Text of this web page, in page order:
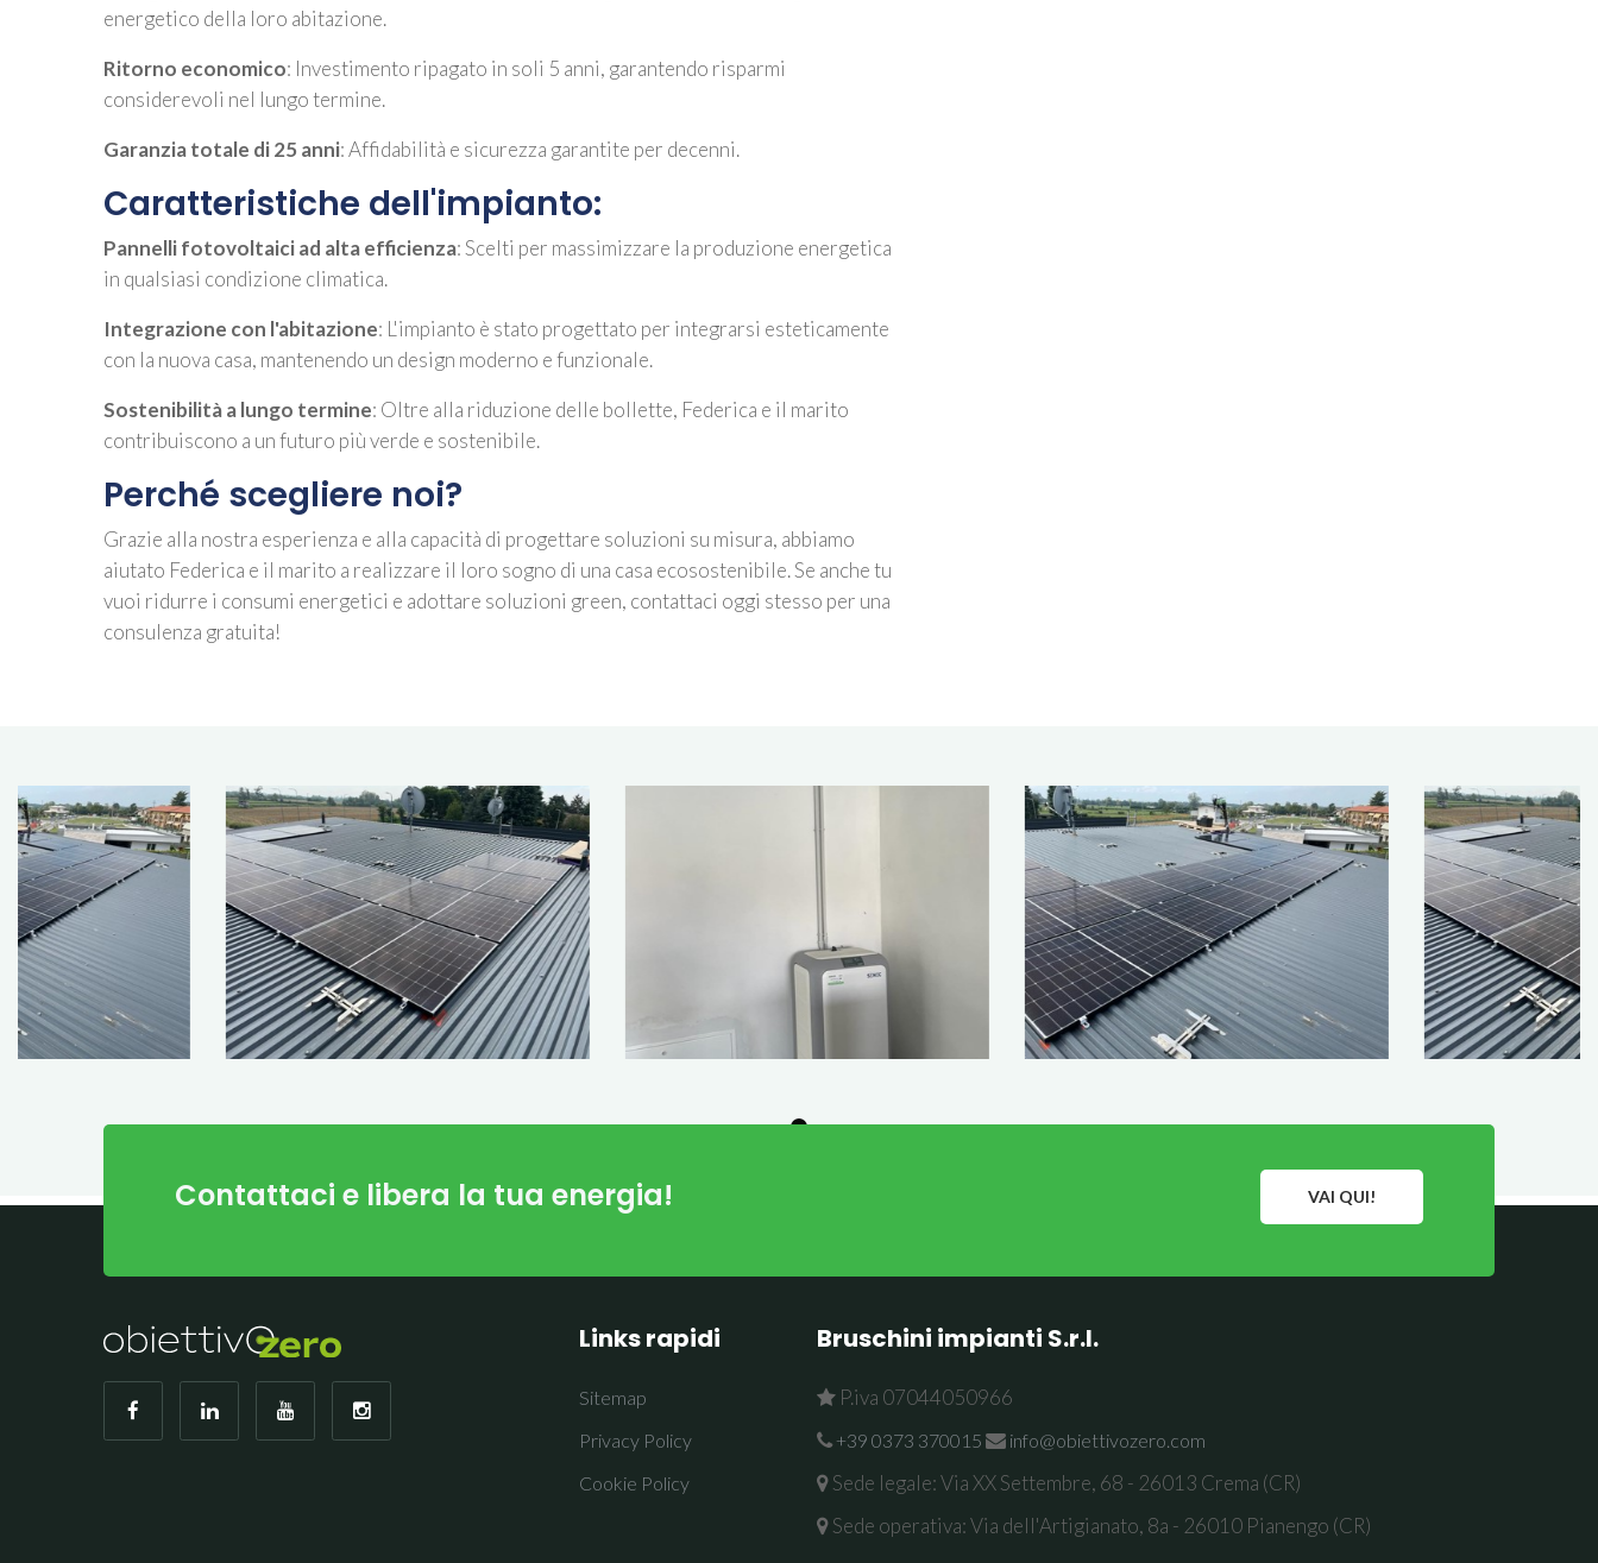
energetico della loro abitazione.
Ritorno economico: Investimento ripagato in soli 5 anni, garantendo risparmi
considerevoli nel lungo termine.
Garanzia totale di 25 anni: Affidabilità e sicurezza garantite per decenni.
Caratteristiche dell'impianto:
Pannelli fotovoltaici ad alta efficienza: Scelti per massimizzare la produzione energetica
in qualsiasi condizione climatica.
Integrazione con l'abitazione: L'impianto è stato progettato per integrarsi esteticamente
con la nuova casa, mantenendo un design moderno e funzionale.
Sostenibilità a lungo termine: Oltre alla riduzione delle bollette, Federica e il marito
contribuiscono a un futuro più verde e sostenibile.
Perché scegliere noi?
Grazie alla nostra esperienza e alla capacità di progettare soluzioni su misura, abbiamo
aiutato Federica e il marito a realizzare il loro sogno di una casa ecosostenibile. Se anche tu
vuoi ridurre i consumi energetici e adottare soluzioni green, contattaci oggi stesso per una
consulenza gratuita!
Contattaci e libera la tua energia! VAI QUI!
Links rapidi
Sitemap
Privacy Policy
Cookie Policy
Bruschini impianti S.r.l.
P.iva 07044050966
+39 0373 370015 info@obiettivozero.com
Sede legale: Via XX Settembre, 68 - 26013 Crema (CR)
Sede operativa: Via dell'Artigianato, 8a - 26010 Pianengo (CR)